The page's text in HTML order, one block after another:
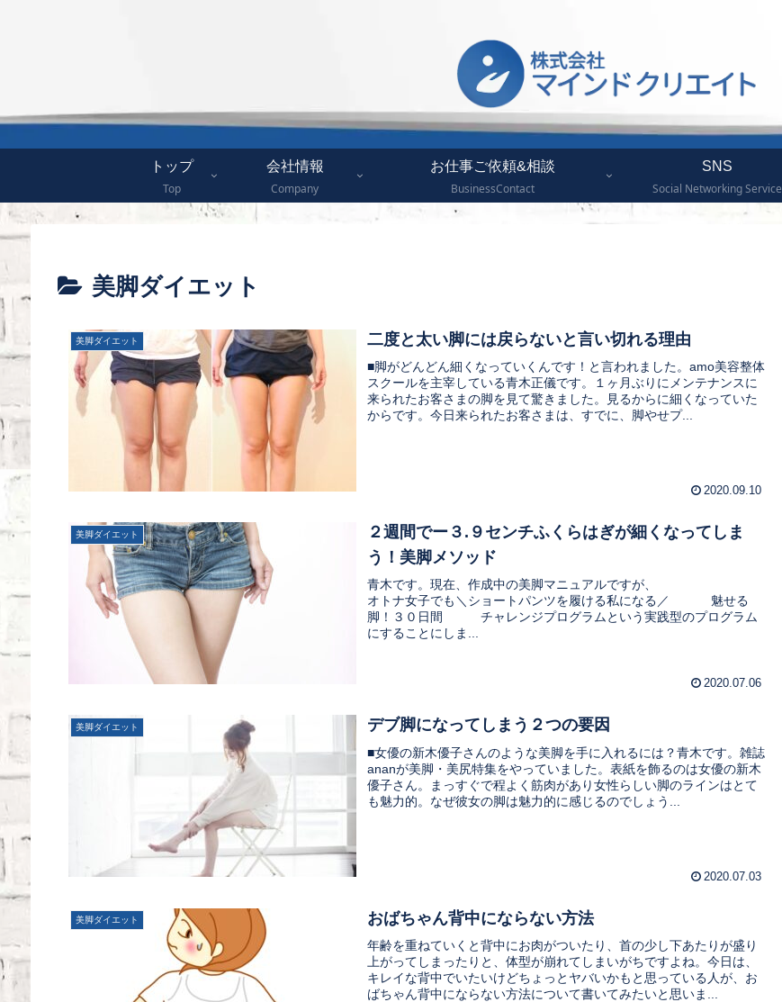
トップ
Top
会社情報
Company
お仕事ご依頼&相談
BusinessContact
SNS
Social Networking Service
美脚ダイエット
美脚ダイエット 二度と太い脚には戻らないと言い切れる理由
■脚がどんどん細くなっていくんです！と言われました。amo美容整体
スクールを主宰している青木正儀です。１ヶ月ぶりにメンテナンスに
来られたお客さまの脚を見て驚きました。見るからに細くなっていた
からです。今日来られたお客さまは、すでに、脚やせプ...
2020.09.10
美脚ダイエット
２週間でー３.９センチふくらはぎが細くなってしま
う！美脚メソッド
青木です。現在、作成中の美脚マニュアルですが、
オトナ女子でも＼ショートパンツを履ける私になる／ 魅せる
脚！３０日間 チャレンジプログラムという実践型のプログラム
にすることにしま...
2020.07.06
美脚ダイエット デブ脚になってしまう２つの要因
■女優の新木優子さんのような美脚を手に入れるには？青木です。雑誌
ananが美脚・美尻特集をやっていました。表紙を飾るのは女優の新木
優子さん。まっすぐで程よく筋肉があり女性らしい脚のラインはとて
も魅力的。なぜ彼女の脚は魅力的に感じるのでしょう...
2020.07.03
美脚ダイエット おばちゃん背中にならない方法
年齢を重ねていくと背中にお肉がついたり、首の少し下あたりが盛り
上がってしまったりと、体型が崩れてしまいがちですよね。今日は、
キレイな背中でいたいけどちょっとヤバいかもと思っている人が、お
ばちゃん背中にならない方法について書いてみたいと思いま...